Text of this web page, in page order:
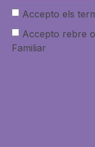
Accepto els
Accepto rebre
Familiar